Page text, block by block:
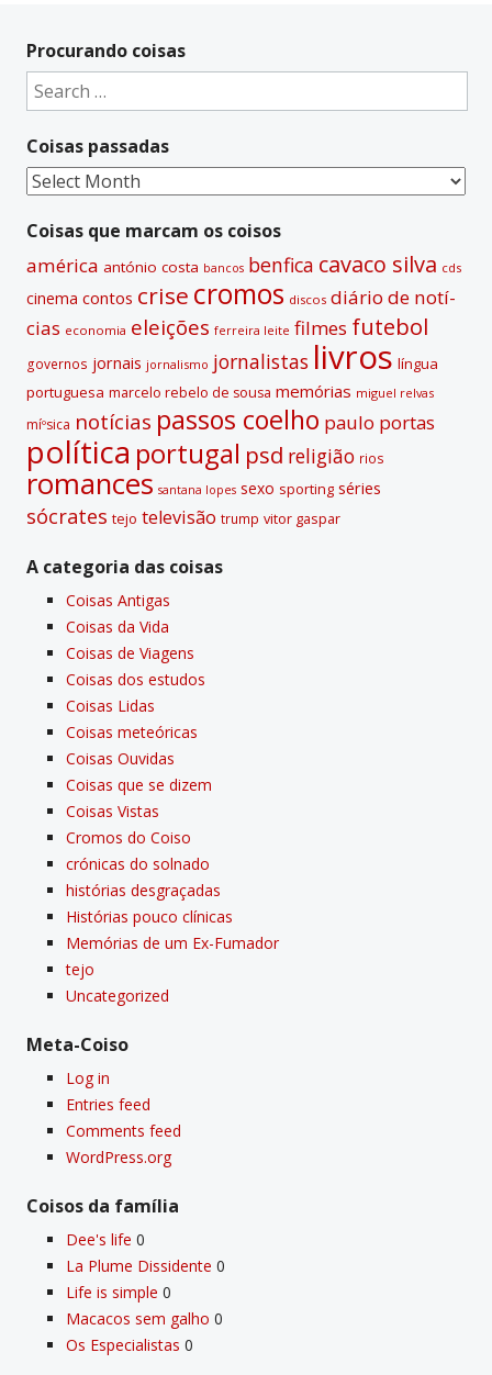
Procurando coisas
Search
for:
Coisas passadas
Coisas
Coisas que marcam os coisos
américa antónio costa bancos benfica cavaco silva cds
cinema contos crise cromos discos diário de notí­
cias economia eleições ferreira leite filmes futebol
governos jornais jornalismo jornalistas livros lí­ngua
portuguesa marcelo rebelo de sousa memórias miguel relvas
míºsica notí­cias passos coelho paulo portas
polí­tica portugal psd religião rios
romances santana lopes sexo sporting séries
sócrates tejo televisão trump vitor gaspar
A categoria das coisas
Coisas Antigas
Coisas da Vida
Coisas de Viagens
Coisas dos estudos
Coisas Lidas
Coisas meteóricas
Coisas Ouvidas
Coisas que se dizem
Coisas Vistas
Cromos do Coiso
crónicas do solnado
histórias desgraçadas
Histórias pouco clí­nicas
Memórias de um Ex-Fumador
tejo
Uncategorized
Meta-Coiso
Log in
Entries feed
Comments feed
WordPress.org
Coisos da famí­lia
Dee's life 0
La Plume Dissidente 0
Life is simple 0
Macacos sem galho 0
Os Especialistas 0